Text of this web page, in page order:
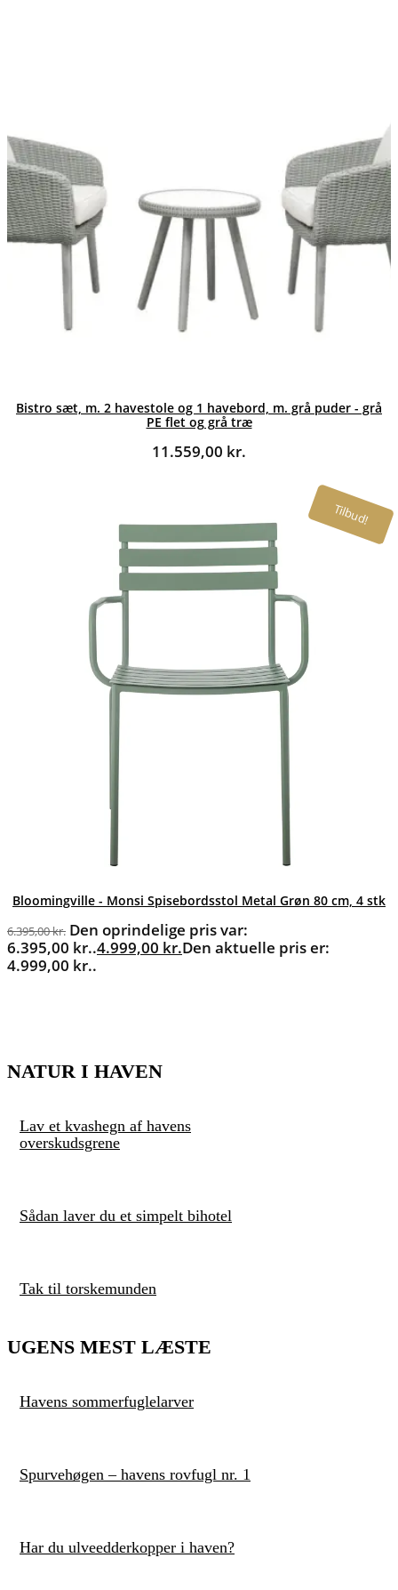
Bistro sæt, m. 2 havestole og 1 havebord, m. grå puder - grå
PE flet og grå træ
11.559,00 kr.
Tilbud!
Bloomingville - Monsi Spisebordsstol Metal Grøn 80 cm, 4 stk
6.395,00kr. Den oprindelige pris var:
6.395,00 kr..4.999,00 kr.Den aktuelle pris er:
4.999,00 kr..
NATUR I HAVEN
Lav et kvashegn af havens
overskudsgrene
Sådan laver du et simpelt bihotel
Tak til torskemunden
UGENS MEST LÆSTE
Havens sommerfuglelarver
Spurvehøgen – havens rovfugl nr. 1
Har du ulveedderkopper i haven?